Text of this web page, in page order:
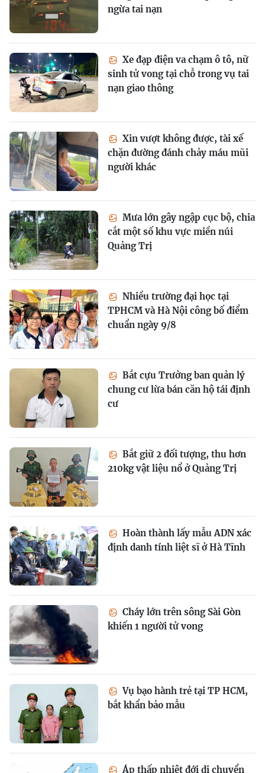
ngừa tai nạn
Xe đạp điện va chạm ô tô, nữ
sinh tử vong tại chỗ trong vụ tai
nạn giao thông
Xin vượt không được, tài xế
chặn đường đánh chảy máu mũi
người khác
Mưa lớn gây ngập cục bộ, chia
cắt một số khu vực miền núi
Quảng Trị
Nhiều trường đại học tại
TPHCM và Hà Nội công bố điểm
chuẩn ngày 9/8
Bắt cựu Trưởng ban quản lý
chung cư lừa bán căn hộ tái định
cư
Bắt giữ 2 đối tượng, thu hơn
210kg vật liệu nổ ở Quảng Trị
Hoàn thành lấy mẫu ADN xác
định danh tính liệt sĩ ở Hà Tĩnh
Cháy lớn trên sông Sài Gòn
khiến 1 người tử vong
Vụ bạo hành trẻ tại TP HCM,
bắt khẩn bảo mẫu
Áp thấp nhiệt đới di chuyển